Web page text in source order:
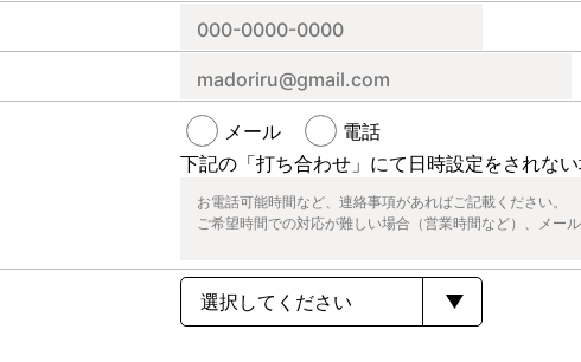
メール
電話
下記の「打ち合わせ」にて日時設定をされな